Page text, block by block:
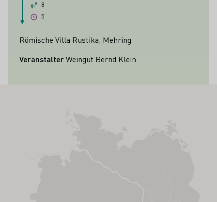
8
5
Römische Villa Rustika, Mehring
VeranstalterWeingut Bernd Klein